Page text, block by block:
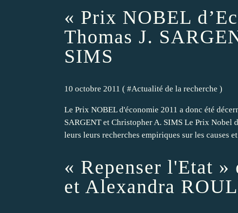
« Prix NOBEL
Thomas J.
SIMS
10 octobre 2011 ( #Actualité de la recherche )
Le Prix NOBEL d'économie 2011 a donc été
SARGENT et Christopher A. SIMS Le Prix Nobel
leurs leurs recherches empiriques sur les causes
« Repenser l'Etat
et Alexandra